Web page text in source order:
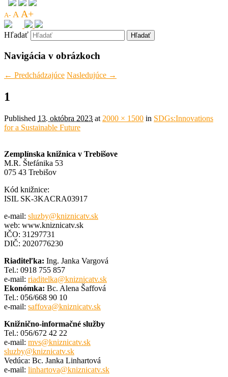
A- A A+
Hľadať
Navigácia v obrázkoch
← Predchádzajúce Nasledujúce →
1
Published 13. októbra 2023 at 2000 × 1500 in SDGs:Innovations
for a Sustainable Future
Zemplínska knižnica v Trebišove
M.R. Štefánika 53
075 43 Trebišov
Kód knižnice:
ISIL SK-3KACRA03917
e-mail: sluzby@kniznicatv.sk
web: www.kniznicatv.sk
IČO: 31297731
DIČ: 2020776230
Riaditeľka: Ing. Janka Vargová
Tel.: 0918 755 857
e-mail: riaditelka@kniznicatv.sk
Ekonómka: Bc. Alena Šaffová
Tel.: 056/668 90 10
e-mail: saffova@kniznicatv.sk
Knižnično-informačné služby
Tel.: 056/672 42 22
e-mail: mvs@kniznicatv.sk
sluzby@kniznicatv.sk
Vedúca: Bc. Janka Linhartová
e-mail: linhartova@kniznicatv.sk